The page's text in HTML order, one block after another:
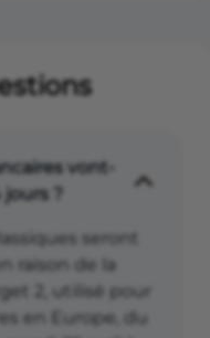
vont-
?
seront
raison de la
2, utilisé pour
en Europe, du